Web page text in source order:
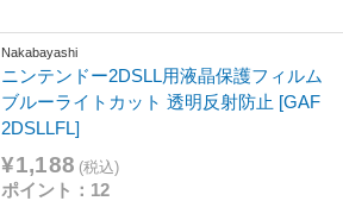
Nakabayashi
ニンテンドー2DSLL用液晶保護フィルム
ブルーライトカット 透明反射防止 [GAF
2DSLLFL]
¥1,188 (税込)
ポイント：12